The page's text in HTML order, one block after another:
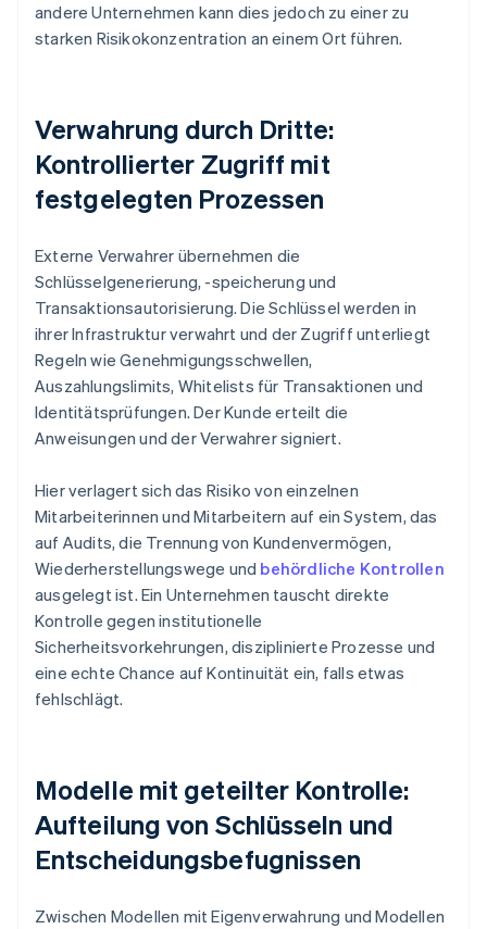
andere Unternehmen kann dies jedoch zu einer zu
starken Risikokonzentration an einem Ort führen.
Verwahrung durch Dritte:
Kontrollierter Zugriff mit
festgelegten Prozessen
Externe Verwahrer übernehmen die
Schlüsselgenerierung, -speicherung und
Transaktionsautorisierung. Die Schlüssel werden in
ihrer Infrastruktur verwahrt und der Zugriff unterliegt
Regeln wie Genehmigungsschwellen,
Auszahlungslimits, Whitelists für Transaktionen und
Identitätsprüfungen. Der Kunde erteilt die
Anweisungen und der Verwahrer signiert.
Hier verlagert sich das Risiko von einzelnen
Mitarbeiterinnen und Mitarbeitern auf ein System, das
auf Audits, die Trennung von Kundenvermögen,
Wiederherstellungswege und behördliche Kontrollen
ausgelegt ist. Ein Unternehmen tauscht direkte
Kontrolle gegen institutionelle
Sicherheitsvorkehrungen, disziplinierte Prozesse und
eine echte Chance auf Kontinuität ein, falls etwas
fehlschlägt.
Modelle mit geteilter Kontrolle:
Aufteilung von Schlüsseln und
Entscheidungsbefugnissen
Zwischen Modellen mit Eigenverwahrung und Modellen